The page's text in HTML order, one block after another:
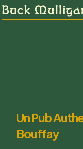
Un Pub
Bouffay